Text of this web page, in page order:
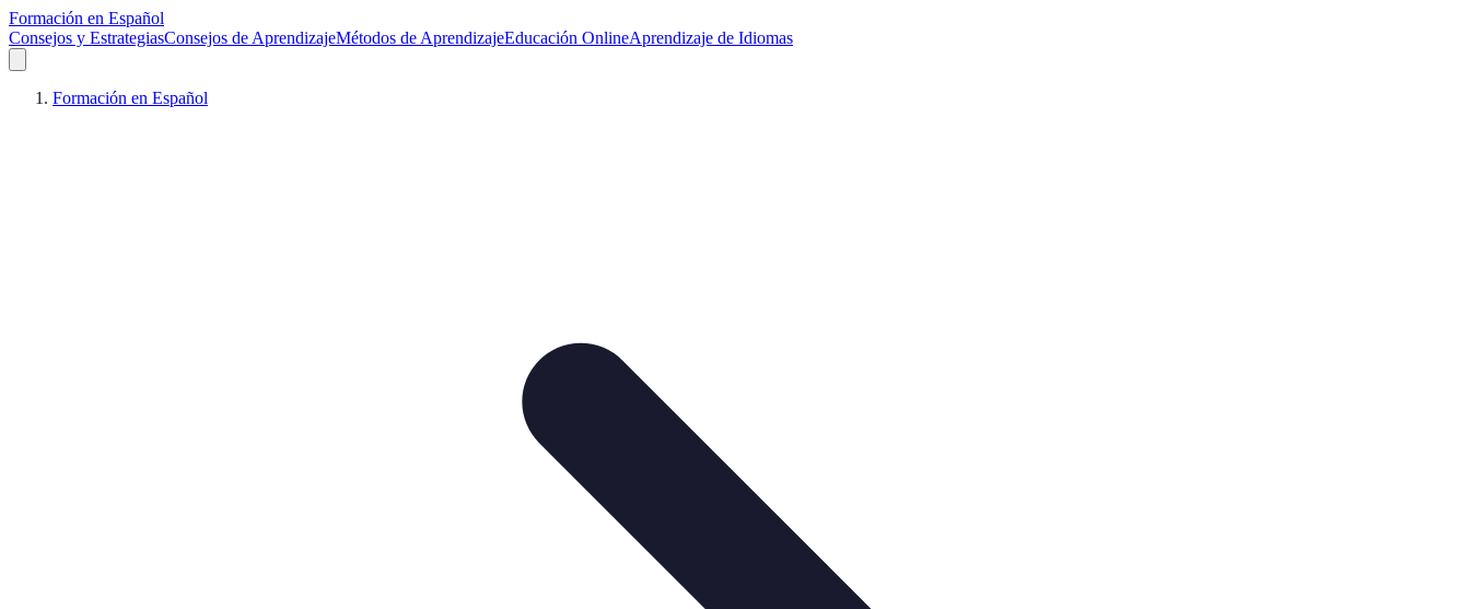
Formación en Español
Consejos y EstrategiasConsejos de AprendizajeMétodos de AprendizajeEducación OnlineAprendizaje de Idiomas
Formación en Español